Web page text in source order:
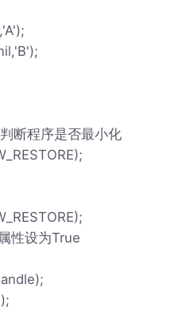
断程序是否最小化
性设为True